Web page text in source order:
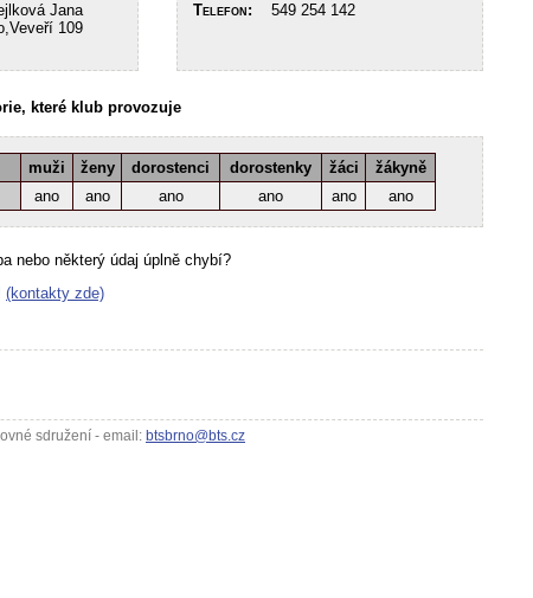
Jana
109
Telefon: 549 254 142
které klub provozuje
muži ženy dorostenci dorostenky žáci
žákyně
ano ano ano ano ano ano
nebo některý údaj úplně chybí?
(kontakty zde)
sdružení - email: btsbrno@bts.cz